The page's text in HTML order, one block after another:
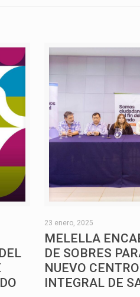
23 enero, 2025
MELELLA
DE SOBRES
NUEVO
INTEGRAL DE